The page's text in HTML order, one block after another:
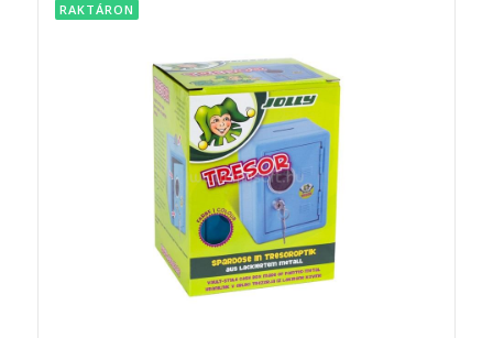
RAKTÁRON